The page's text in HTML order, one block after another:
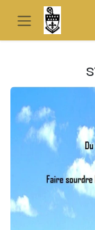
Se rendre au contenu